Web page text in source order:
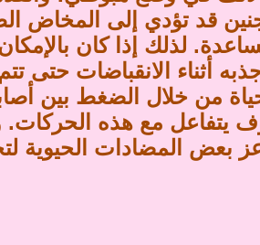
قد تؤدي إلى المخاض
لذلك إذا كان
الانقباضات حتى
من خلال الضغط بين
يتفاعل مع هذه الحركات.
بعض المضادات